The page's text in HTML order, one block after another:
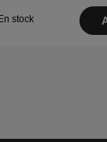
En stock